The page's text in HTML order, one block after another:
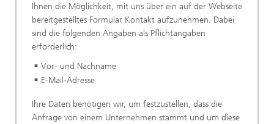
Ihnen die Möglichkeit, mit uns über ein auf der Webseite
bereitgestelltes Formular Kontakt aufzunehmen. Dabei
sind die folgenden Angaben als Pflichtangaben
erforderlich:
Vor- und Nachname
E-Mail-Adresse
Ihre Daten benötigen wir, um festzustellen, dass die
Anfrage von einem Unternehmen stammt und um diese